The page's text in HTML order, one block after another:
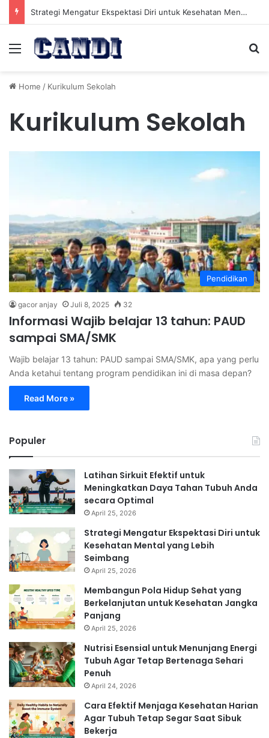
Strategi Mengatur Ekspektasi Diri untuk Kesehatan Mental yang Lebih Seimbang
Menu
Home / Kurikulum Sekolah
Kurikulum Sekolah
Pendidikan
gacor anjay Juli 8, 2025 32
Informasi Wajib belajar 13 tahun: PAUD
sampai SMA/SMK
Wajib belajar 13 tahun: PAUD sampai SMA/SMK, apa yang perlu
Anda ketahui tentang program pendidikan ini di masa depan?
Read More »
Populer
Latihan Sirkuit Efektif untuk
Meningkatkan Daya Tahan Tubuh Anda
secara Optimal
April 25, 2026
Strategi Mengatur Ekspektasi Diri untuk
Kesehatan Mental yang Lebih
Seimbang
April 25, 2026
Membangun Pola Hidup Sehat yang
Berkelanjutan untuk Kesehatan Jangka
Panjang
April 25, 2026
Nutrisi Esensial untuk Menunjang Energi
Tubuh Agar Tetap Bertenaga Sehari
Penuh
April 24, 2026
Cara Efektif Menjaga Kesehatan Harian
Agar Tubuh Tetap Segar Saat Sibuk
Bekerja